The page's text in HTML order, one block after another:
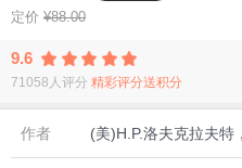
定价 ¥88.00
9.6
71058人评分 精彩评分送积分
作者 (美)H.P.洛夫克拉夫特